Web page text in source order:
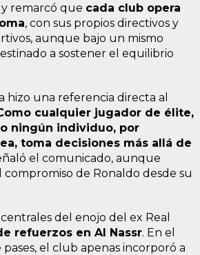
remarcó que cada club opera
, con sus propios directivos y
aunque bajo un mismo
a sostener el equilibrio
hizo una referencia directa al
cualquier jugador de élite,
ningún individuo, por
toma decisiones más allá de
el comunicado, aunque
de Ronaldo desde su
del enojo del ex Real
refuerzos en Al Nassr. En el
el club apenas incorporó a